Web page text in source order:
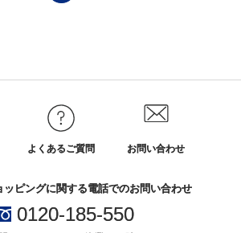
よくあるご質問 お問い合わせ
ッピングに関する電話でのお問い合わせ
0120-185-550